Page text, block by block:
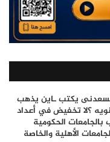
يكتب ـاين يذهب
؟لا تخفيض في أعداد
طالب بالجامعات الحكومية